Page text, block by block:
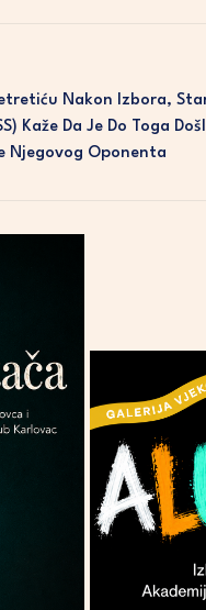
Nakon Izbora,
Kaže Da Je Do Toga
Njegovog Oponenta